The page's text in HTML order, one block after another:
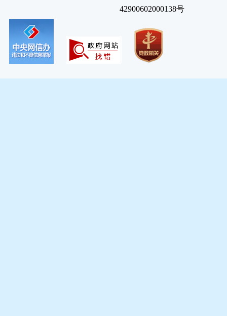
42900602000138号